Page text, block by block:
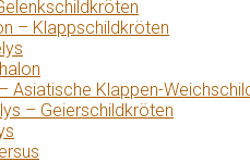
– Klappschildkröten
Asiatische Klappen-
– Geierschildkröten